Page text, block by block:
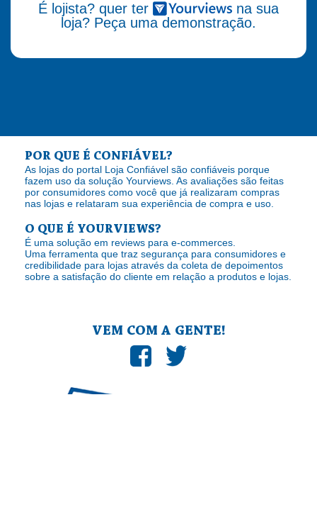
É lojista? quer ter
na sua
loja? Peça uma demonstração.
POR QUE É CONFIÁVEL?
As lojas do portal Loja Confiável são confiáveis porque
fazem uso da solução Yourviews. As avaliações são feitas
por consumidores como você que já realizaram compras
nas lojas e relataram sua experiência de compra e uso.
O QUE É YOURVIEWS?
É uma solução em reviews para e-commerces.
Uma ferramenta que traz segurança para consumidores e
credibilidade para lojas através da coleta de depoimentos
sobre a satisfação do cliente em relação a produtos e lojas.
VEM COM A GENTE!